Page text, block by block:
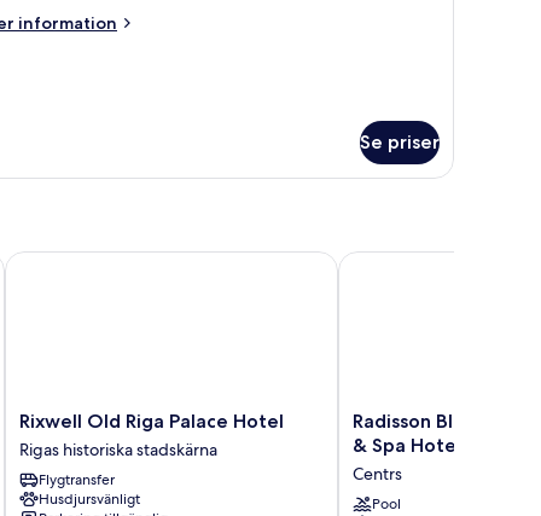
information
Se priser
Rixwell
Old
Riga
Palace
Hotel
Rixwell Old Riga Palace Hotel
Rigas historiska stadskärna
Flygtransfer
Husdjursvänligt
Rixwell Old Riga Palace Hotel
Radisson
Blu
Latvija
Conference
&
Radisson Blu Latvija
& Spa Hotel, Riga
Centrs
Pool
Radisson Blu Latvija